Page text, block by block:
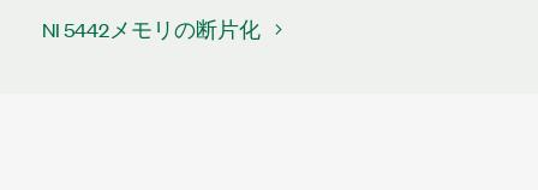
NI 5442メモリの断片化